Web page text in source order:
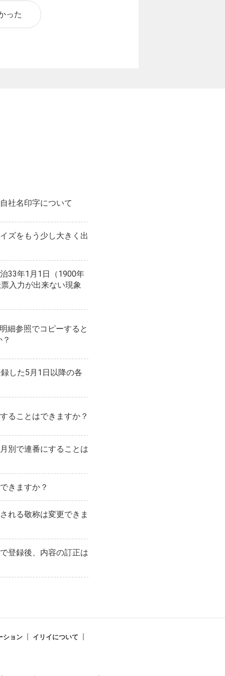
った
社名印字について
ズをもう少し大きく出
33年1月1日（1900年
入力が出来ない現象
細参照でコピーすると
した5月1日以降の各
ることはできますか？
別で連番にすることは
きますか？
れる敬称は変更できま
登録後、内容の訂正は
ション イリイについて